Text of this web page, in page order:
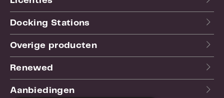
Docking Stations
Overige producten
Renewed
Aanbiedingen